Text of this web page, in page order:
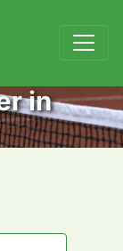
in